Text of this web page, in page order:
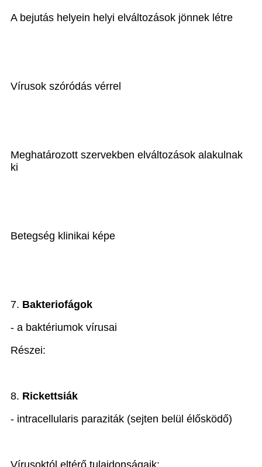
A bejutás helyein helyi elváltozások jönnek létre
Vírusok szóródás vérrel
Meghatározott szervekben elváltozások alakulnak
ki
Betegség klinikai képe
7. Bakteriofágok
- a baktériumok vírusai
Részei:
8. Rickettsiák
- intracellularis paraziták (sejten belül élősködő)
Vírusoktól eltérő tulajdonságaik: